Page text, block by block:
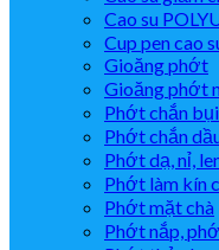
Cao su
Cup pen cao
Gioăng phớt
Gioăng phớt
Phớt chắn bụi
Phớt chắn
Phớt dạ, nỉ,
Phớt làm kín
Phớt mặt chà
Phớt nắp,